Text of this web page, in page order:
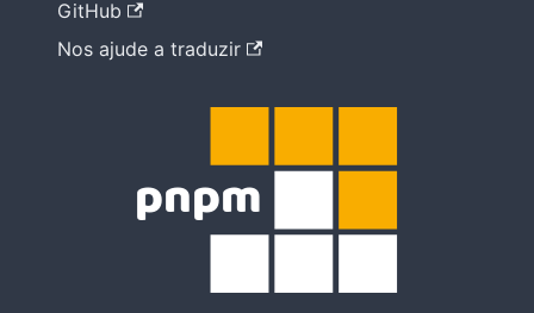
GitHub
Nos ajude a traduzir